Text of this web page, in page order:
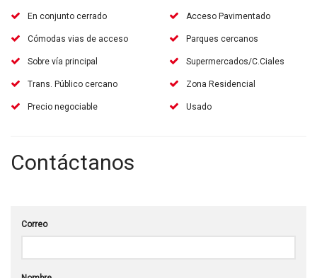
En conjunto cerrado Acceso Pavimentado
Cómodas vias de acceso Parques cercanos
Sobre vía principal Supermercados/C.Ciales
Trans. Público cercano Zona Residencial
Precio negociable Usado
Contáctanos
Correo